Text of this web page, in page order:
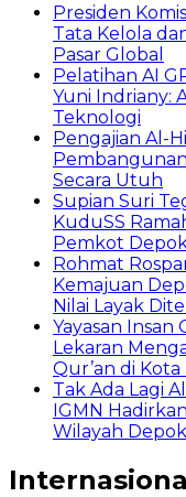
Presiden
Tata Kelola
Pasar Global
Pelatihan AI
Yuni Indriany:
Teknologi
Pengajian Al-
Secara Utuh
Supian Suri
KuduSS
Pemkot Depok
Rohmat
Kemajuan
Nilai Layak
Yayasan
Lekaran
Qur’an di
Tak Ada Lagi
IGMN
Wilayah Depok